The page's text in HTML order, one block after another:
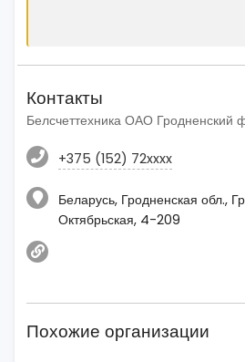
Контакты
Белсчеттехника ОАО Гродненский
+375 (152) 72xxxx
Беларусь, Гродненская обл.,
Октябрьская, 4-209
Похожие организации